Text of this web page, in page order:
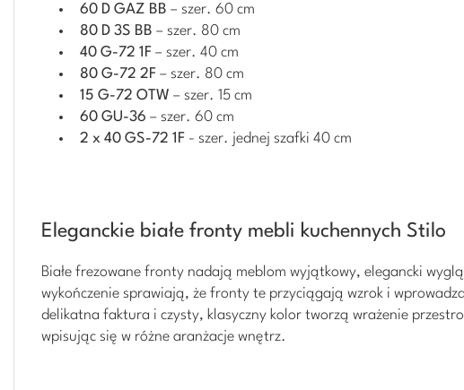
60 D GAZ BB – szer. 60 cm
80 D 3S BB – szer. 80 cm
40 G-72 1F – szer. 40 cm
80 G-72 2F – szer. 80 cm
15 G-72 OTW – szer. 15 cm
60 GU-36 – szer. 60 cm
2 x 40 GS-72 1F - szer. jednej szafki 40 cm
Eleganckie białe fronty mebli kuchennych Stilo
Białe frezowane fronty nadają meblom wyjątkowy, elegancki
wykończenie sprawiają, że fronty te przyciągają wzrok i
delikatna faktura i czysty, klasyczny kolor tworzą wrażenie
wpisując się w różne aranżacje wnętrz.